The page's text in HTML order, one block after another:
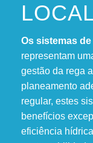
Os sistemas
representam
gestão da rega
planeamento
regular, estes
benefícios
eficiência